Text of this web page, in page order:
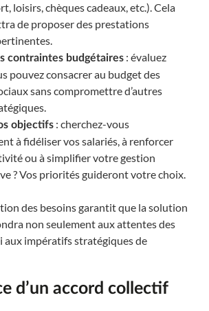
loisirs, chèques cadeaux, etc.). Cela
de proposer des prestations
contraintes budgétaires : évaluez
pouvez consacrer au budget des
sans compromettre d’autres
objectifs : cherchez-vous
à fidéliser vos salariés, à renforcer
ou à simplifier votre gestion
? Vos priorités guideront votre choix.
des besoins garantit que la solution
non seulement aux attentes des
aux impératifs stratégiques de
d’un accord collectif